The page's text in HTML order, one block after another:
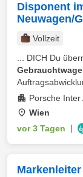
Disponent
Neuwagen/
Vollzeit
... DICH Du
Porsche Inter
Wien
vor 3 Tagen